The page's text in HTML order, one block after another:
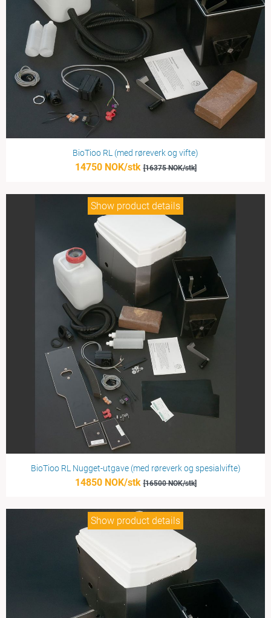
BioTioo RL (med røreverk og vifte)
14750 NOK/stk [16375 NOK/stk]
Show product details
BioTioo RL Nugget-utgave (med røreverk og spesialvifte)
14850 NOK/stk [16500 NOK/stk]
Show product details